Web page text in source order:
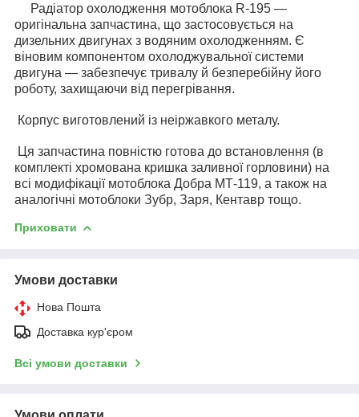
Радіатор охолодження мотоблока R-195 —
оригінальна запчастина, що застосовується на
дизельних двигунах з водяним охолодженням. Є
віновим компонентом охолоджувальної системи
двигуна — забезпечує тривалу й безперебійну його
роботу, захищаючи від перегрівання.
Корпус виготовлений із неіржавкого металу.
Ця запчастина повністю готова до встановлення (в
комплекті хромована кришка заливної горловини) на
всі модифікації мотоблока Добра МТ-119, а також на
аналогічні мотоблоки Зубр, Заря, Кентавр тощо.
Приховати
Умови доставки
Нова Пошта
Доставка кур'єром
Всі умови доставки